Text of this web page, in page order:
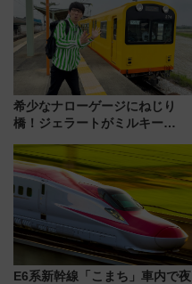
希少なナローゲージにねじり
橋！ジェラートがミルキー
278回目の舞台は「三岐鉄道北
勢線」
E6系新幹線「こまち」車内で夜